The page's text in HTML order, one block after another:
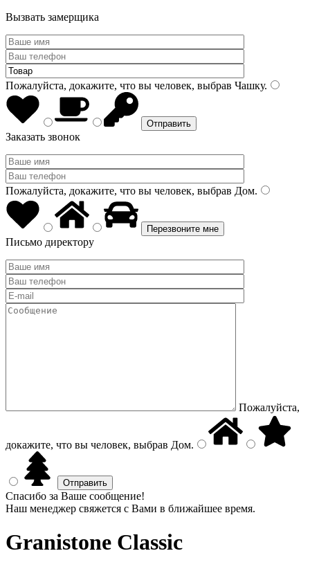
Вызвать замерщика
Пожалуйста, докажите, что вы человек, выбрав Чашку.
Заказать звонок
Пожалуйста, докажите, что вы человек, выбрав Дом.
Письмо директору
Пожалуйста,
докажите, что вы человек, выбрав Дом.
Спасибо за Ваше сообщение!
Наш менеджер свяжется с Вами в ближайшее время.
Granistone Classic